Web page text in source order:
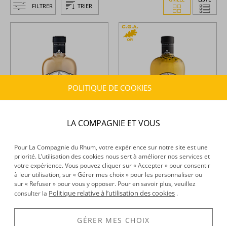
FILTRER TRIER
+
31,91 €TTC 29,93 € TTC
POLITIQUE DE COOKIES
LA COMPAGNIE ET VOUS
Pour La Compagnie du Rhum, votre expérience sur notre site est une
priorité. L’utilisation des cookies nous sert à améliorer nos services et
votre expérience. Vous pouvez cliquer sur « Accepter » pour consentir
à leur utilisation, sur « Gérer mes choix » pour les personnaliser ou
sur « Refuser » pour vous y opposer. Pour en savoir plus, veuillez
consulter la Politique relative à l’utilisation des cookies .
GÉRER MES CHOIX